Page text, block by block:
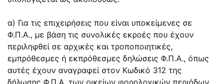
α) Για τις επιχειρήσεις που είναι υποκείμενες σε
Φ.Π.Α., με βάση τις συνολικές εκροές που έχουν
περιληφθεί σε αρχικές και τροποποιητικές,
εμπρόθεσμες ή εκπρόθεσμες δηλώσεις Φ.Π.Α., όπως
αυτές έχουν αναγραφεί στον Κωδικό 312 της
δήλωσης Φ.Π.Α. των οικείων φορολογικών περιόδων.